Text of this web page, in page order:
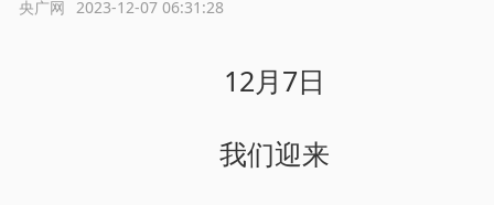
2023-12-07 06:31:28
央广网
12月7日
我们迎来